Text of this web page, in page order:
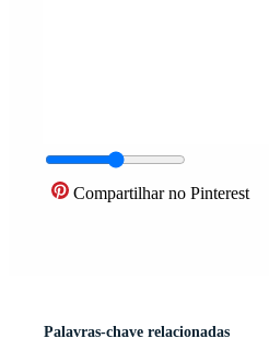
Compartilhar no Pinterest
Palavras-chave relacionadas